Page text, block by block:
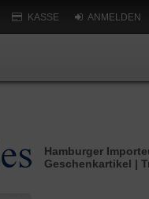
KASSE ANMELDEN
Hamburger
Geschenkartikel |